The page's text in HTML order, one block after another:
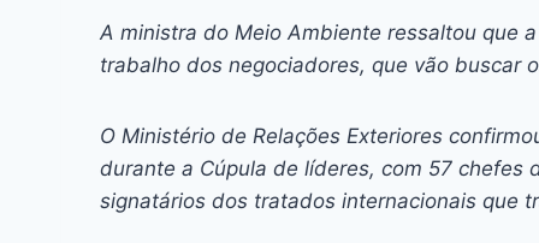
A ministra do Meio Ambiente ressaltou que
trabalho dos negociadores, que vão buscar
O Ministério de Relações Exteriores
durante a Cúpula de líderes, com 57 chefes
signatários dos tratados internacionais que